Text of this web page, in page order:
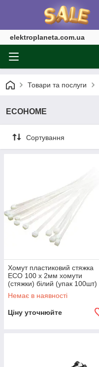
elektroplaneta.com.ua
Товари та послуги
ECOHOME
Сортування
Хомут пластиковий стяжка
ECO 100 х 2мм хомути
(стяжки) білий (упак 100шт)
ECO015003001
Немає в наявності
Ціну уточнюйте